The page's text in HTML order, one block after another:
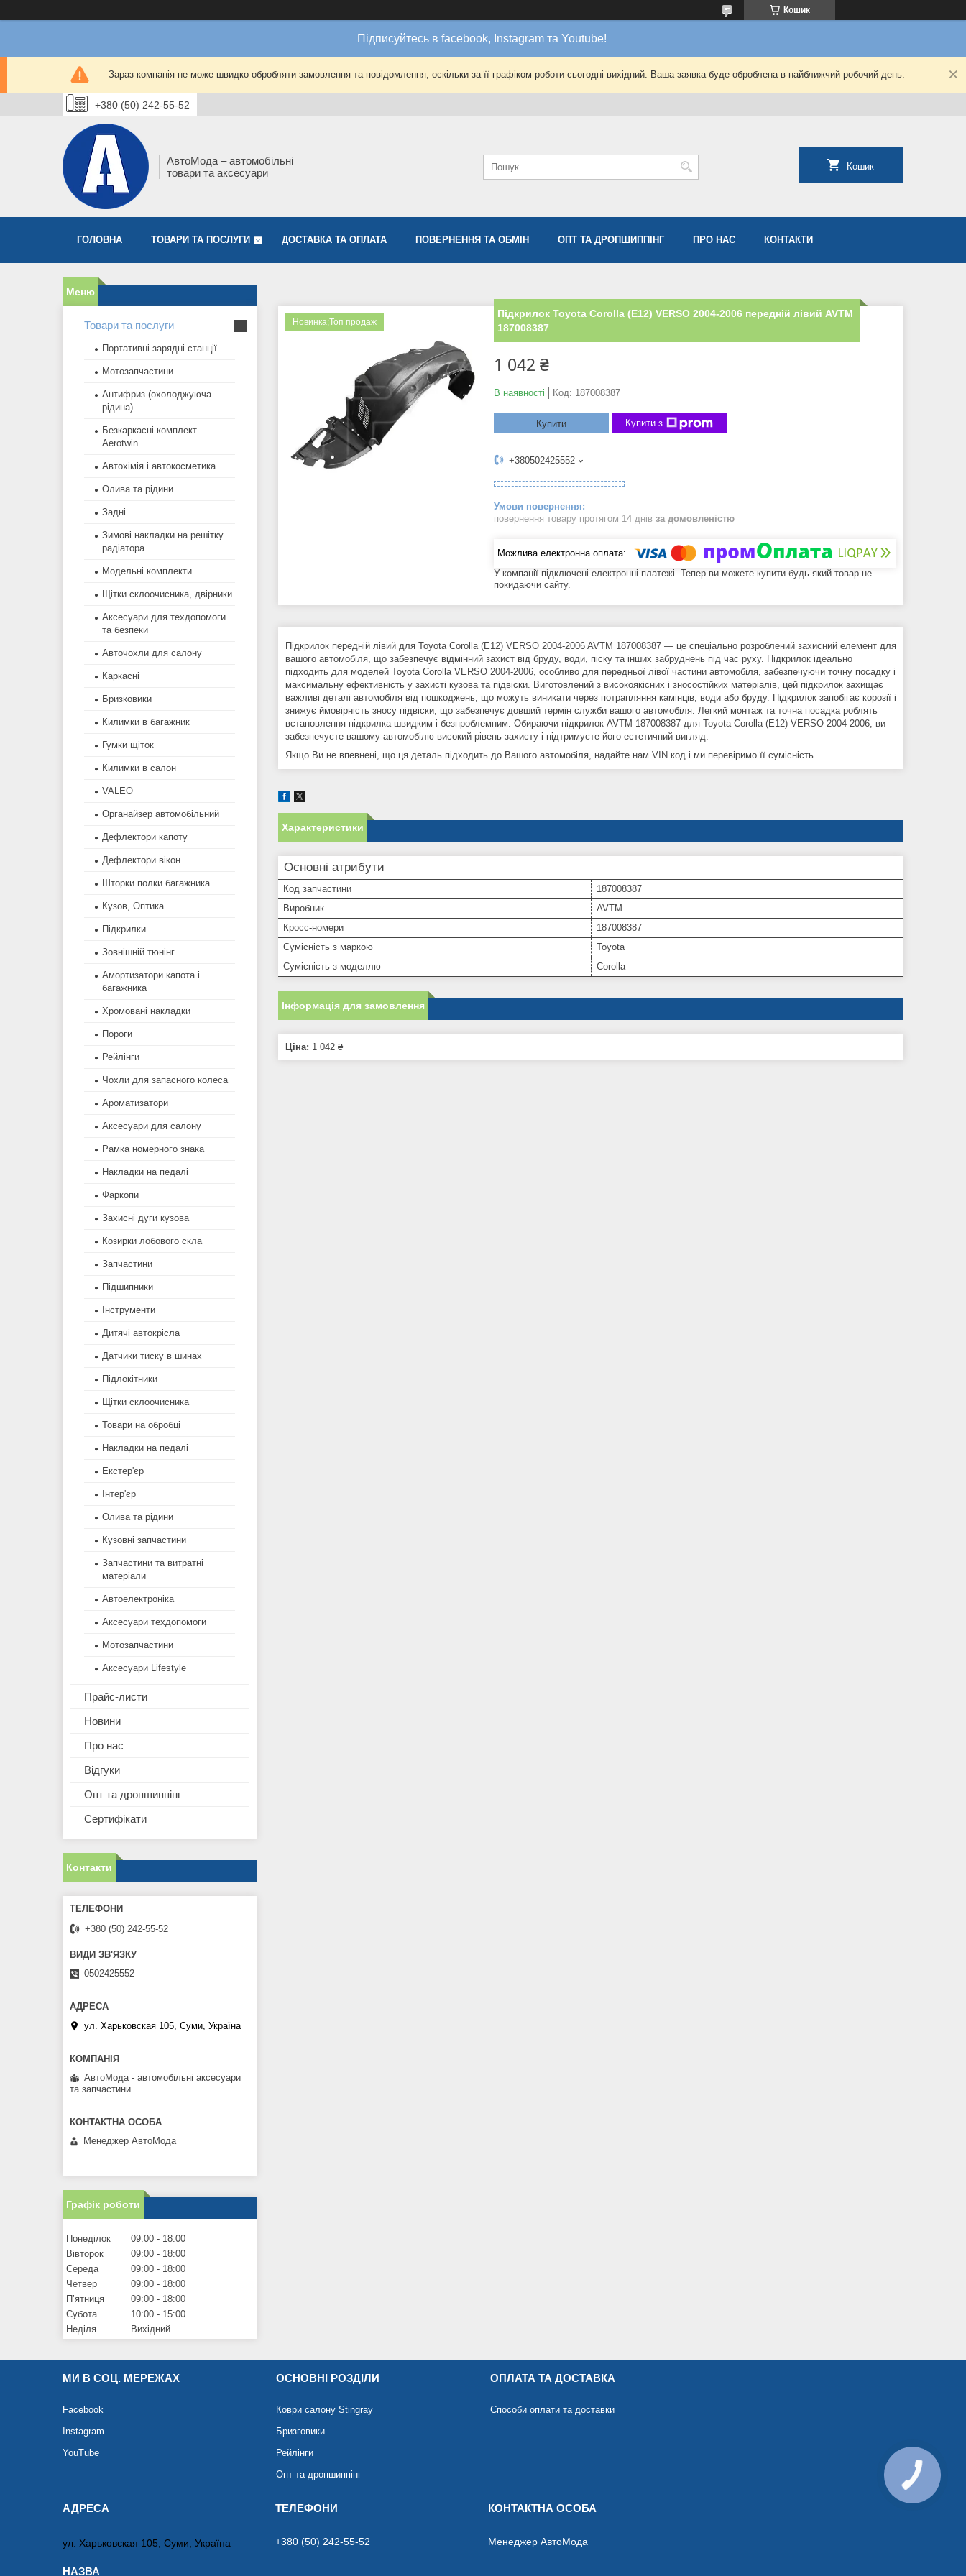
Кошик
Підписуйтесь в facebook, Instagram та Youtube!
Зараз компанія не може швидко обробляти замовлення та повідомлення, оскільки за її графіком роботи сьогодні вихідний. Ваша заявка буде оброблена в найближчий робочий день.
+380 (50) 242-55-52
АвтоМода – автомобільні
товари та аксесуари
Кошик
ГОЛОВНА ТОВАРИ ТА ПОСЛУГИ ДОСТАВКА ТА ОПЛАТА ПОВЕРНЕННЯ ТА ОБМІН ОПТ ТА ДРОПШИППІНГ ПРО НАС КОНТАКТИ
Новинка;Топ продаж
Підкрилок Toyota Corolla (E12) VERSO 2004-2006 передній лівий AVTM
187008387
1 042 ₴
В наявності Код: 187008387
Купити Купити з
+380502425552
повернення товару протягом 14 днів за домовленістю
У компанії підключені електронні платежі. Тепер ви можете купити будь-який товар не
покидаючи сайту.
Підкрилок передній лівий для Toyota Corolla (E12) VERSO 2004-2006 AVTM 187008387 — це спеціально розроблений захисний елемент для
вашого автомобіля, що забезпечує відмінний захист від бруду, води, піску та інших забруднень під час руху. Підкрилок ідеально
підходить для моделей Toyota Corolla VERSO 2004-2006, особливо для передньої лівої частини автомобіля, забезпечуючи точну посадку і
максимальну ефективність у захисті кузова та підвіски. Виготовлений з високоякісних і зносостійких матеріалів, цей підкрилок захищає
важливі деталі автомобіля від пошкоджень, що можуть виникати через потрапляння камінців, води або бруду. Підкрилок запобігає корозії і
знижує ймовірність зносу підвіски, що забезпечує довший термін служби вашого автомобіля. Легкий монтаж та точна посадка роблять
встановлення підкрилка швидким і безпроблемним. Обираючи підкрилок AVTM 187008387 для Toyota Corolla (E12) VERSO 2004-2006, ви
забезпечуєте вашому автомобілю високий рівень захисту і підтримуєте його естетичний вигляд.
Якщо Ви не впевнені, що ця деталь підходить до Вашого автомобіля, надайте нам VIN код і ми перевіримо її сумісність.
Характеристики
Основні атрибути
Код запчастини
187008387
Виробник
AVTM
Кросс-номери
187008387
Сумісність з маркою
Toyota
Сумісність з моделлю
Corolla
Інформація для замовлення
Ціна: 1 042 ₴
Товари та послуги
Портативні зарядні станції
Мотозапчастини
Антифриз (охолоджуюча
рідина)
Безкаркасні комплект
Aerotwin
Автохімія і автокосметика
Олива та рідини
Задні
Зимові накладки на решітку
радіатора
Модельні комплекти
Щітки склоочисника, двірники
Аксесуари для техдопомоги
та безпеки
Авточохли для салону
Каркасні
Бризковики
Килимки в багажник
Гумки щіток
Килимки в салон
VALEO
Органайзер автомобільний
Дефлектори капоту
Дефлектори вікон
Шторки полки багажника
Кузов, Оптика
Підкрилки
Зовнішній тюнінг
Амортизатори капота і
багажника
Хромовані накладки
Пороги
Рейлінги
Чохли для запасного колеса
Ароматизатори
Аксесуари для салону
Рамка номерного знака
Накладки на педалі
Фаркопи
Захисні дуги кузова
Козирки лобового скла
Запчастини
Підшипники
Інструменти
Дитячі автокрісла
Датчики тиску в шинах
Підлокітники
Щітки склоочисника
Товари на обробці
Накладки на педалі
Екстер'єр
Інтер'єр
Олива та рідини
Кузовні запчастини
Запчастини та витратні
матеріали
Автоелектроніка
Аксесуари техдопомоги
Мотозапчастини
Аксесуари Lifestyle
Прайс-листи
Новини
Про нас
Відгуки
Опт та дропшиппінг
Сертифікати
Контакти
+380 (50) 242-55-52
0502425552
ул. Харьковская 105, Суми, Україна
АвтоМода - автомобільні аксесуари
та запчастини
Менеджер АвтоМода
Графік роботи
Понеділок 09:00
18:00
Вівторок
09:00
18:00
Середа
09:00
18:00
Четвер
09:00
18:00
Пʼятниця
09:00
18:00
Субота
10:00
15:00
Неділя
Вихідний
МИ В СОЦ. МЕРЕЖАХ
Facebook
Instagram
YouTube
ОСНОВНІ РОЗДІЛИ
Коври салону Stingray
Бризговики
Рейлінги
Опт та дропшиппінг
ОПЛАТА ТА ДОСТАВКА
Способи оплати та доставки
ул. Харьковская 105, Суми, Україна +380 (50) 242-55-52 Менеджер АвтоМода